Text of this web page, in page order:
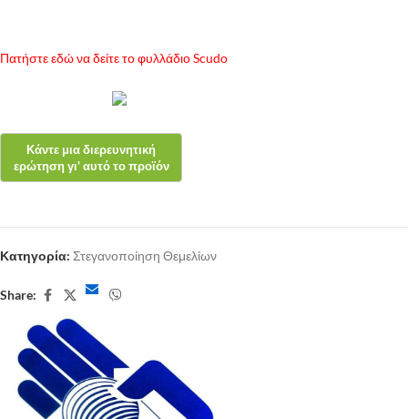
Πατήστε εδώ να δείτε το φυλλάδιο Scudo
Κατηγορία: Στεγανοποίηση Θεμελίων
Share: